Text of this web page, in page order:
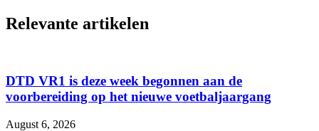
Relevante artikelen
DTD VR1 is deze week begonnen aan de
voorbereiding op het nieuwe voetbaljaargang
August 6, 2026